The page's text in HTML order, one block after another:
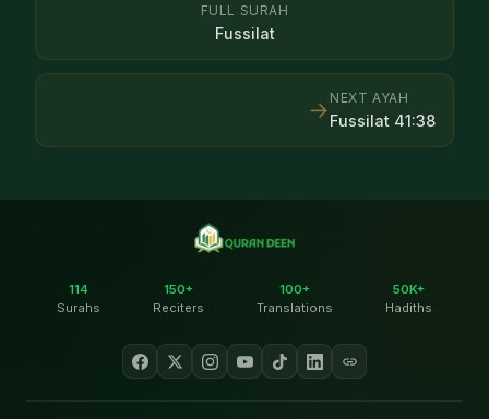
FULL SURAH
Fussilat
NEXT AYAH
Fussilat 41:38
→
114
Surahs
150+
Reciters
100+
Translations
50K+
Hadiths